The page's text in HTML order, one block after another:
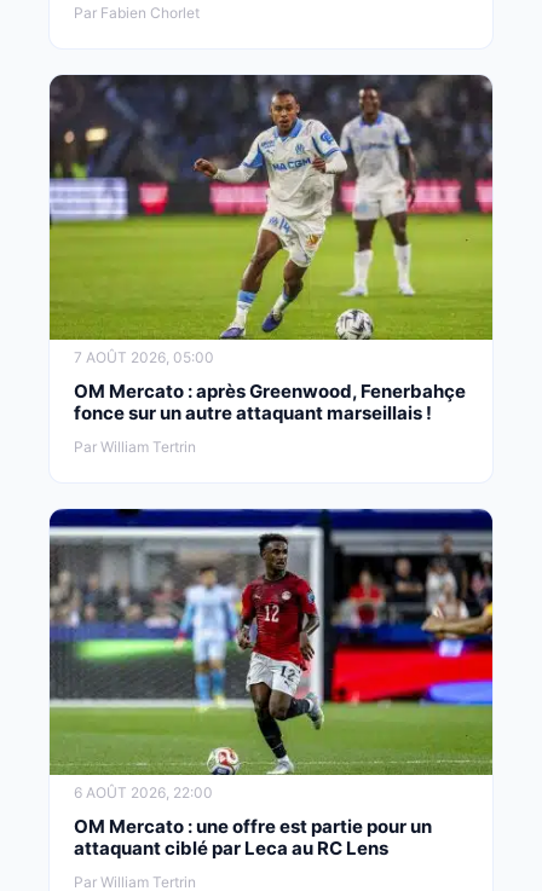
Par Fabien Chorlet
7 AOÛT 2026, 05:00
OM Mercato : après Greenwood, Fenerbahçe
fonce sur un autre attaquant marseillais !
Par William Tertrin
6 AOÛT 2026, 22:00
OM Mercato : une offre est partie pour un
attaquant ciblé par Leca au RC Lens
Par William Tertrin